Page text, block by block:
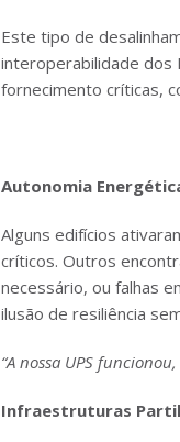
Este tipo de
interoperabilidade dos
fornecimento críticas,
Autonomia
Alguns edifícios
críticos. Outros
necessário, ou falhas
ilusão de resiliência
“A nossa UPS
Infraestruturas